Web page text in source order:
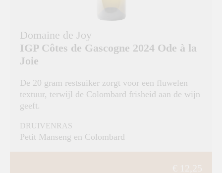
Domaine de Joy
IGP Côtes de Gascogne 2024 Ode à la
Joie
De 20 gram restsuiker zorgt voor een fluwelen
textuur, terwijl de Colombard frisheid aan de wijn
geeft.
DRUIVENRAS
Petit Manseng en Colombard